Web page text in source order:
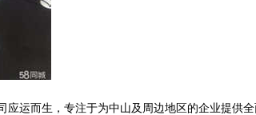
运而生，专注于为中山及周边地区的企业提供